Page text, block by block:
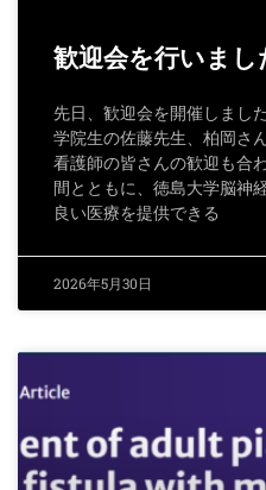
歓迎会を行いまし
先日、歓迎会を開催しまし
学院生の佐藤先生、柏岡さ
看護師の皆さんの歓迎も合
間とともに、徳島大学脳神
良い医療を提供できる
2026年5月30日